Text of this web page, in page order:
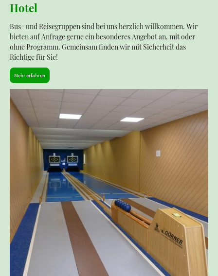
Hotel
Bus- und Reisegruppen sind bei uns herzlich willkommen. Wir
bieten auf Anfrage gerne ein besonderes Angebot an, mit oder
ohne Programm. Gemeinsam finden wir mit Sicherheit das
Richtige für Sie!
Mehr erfahren